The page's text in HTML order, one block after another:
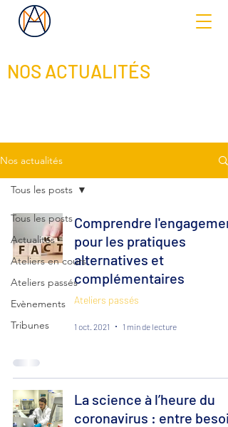
NOS ACTUALITÉS
Nos actualités
Tous les posts
Actualités
Ateliers en cours
Ateliers passés
Evènements
Tribunes
Tous les posts
Comprendre
pour les pratiques
alternatives et
complémentaires
Ateliers passés
1 oct. 2021 1 min de lecture
La science à l’heure du
coronavirus : entre besoin